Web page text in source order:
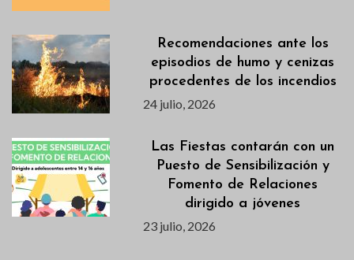
Recomendaciones ante los
episodios de humo y cenizas
procedentes de los incendios
24 julio, 2026
Las Fiestas contarán con un
Puesto de Sensibilización y
Fomento de Relaciones
dirigido a jóvenes
23 julio, 2026